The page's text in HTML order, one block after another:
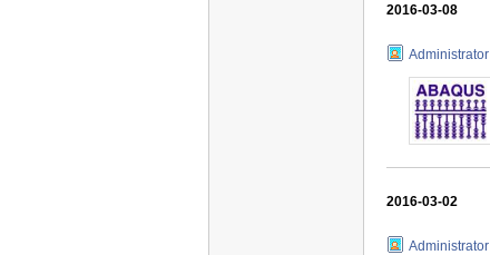
2016-03-08
Administrator
2016-03-02
Administrator